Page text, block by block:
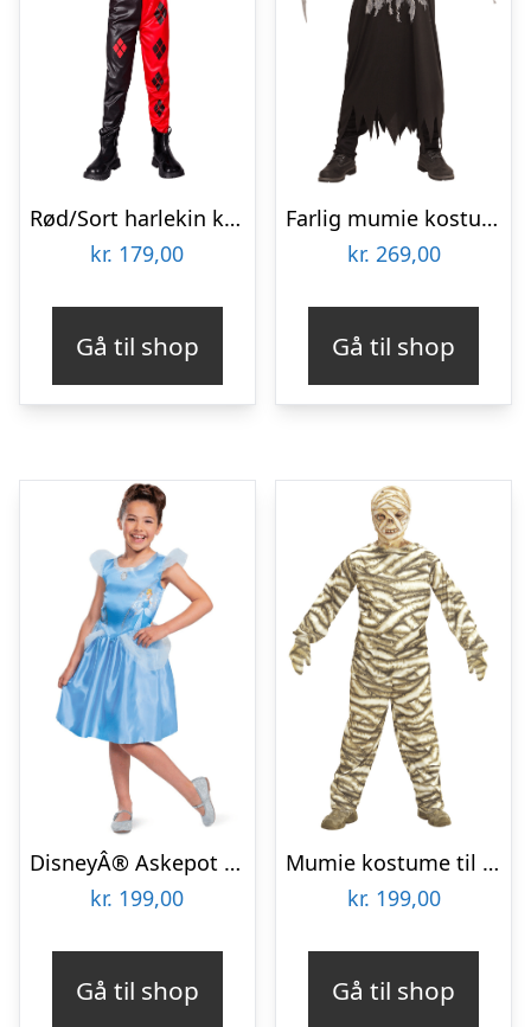
Rød/Sort harlekin kostume til børn
kr. 179,00
Gå til shop
Farlig mumie kostume til børn
kr. 269,00
Gå til shop
DisneyÂ® Askepot kostume til børn
kr. 199,00
Gå til shop
Mumie kostume til børn
kr. 199,00
Gå til shop